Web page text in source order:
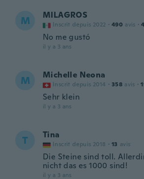
M MILAGROS
Inscrit depuis 2022 · 490 avis ·
No me gustó
il y a 3 ans
M Michelle Neona
Inscrit depuis 2014 · 358 avis ·
Sehr klein
il y a 3 ans
T Tina
Inscrit depuis 2018 · 13 avis
Die Steine sind toll.
nicht das es 1000 sind!
il y a 3 ans